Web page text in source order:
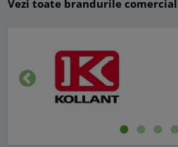
Vezi toate brandurile
Inapoi